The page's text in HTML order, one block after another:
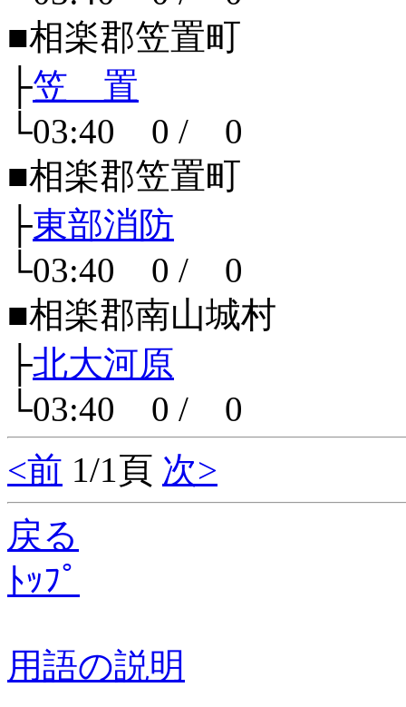
■相楽郡笠置町
├笠 置
└03:40 0 / 0
■相楽郡笠置町
├東部消防
└03:40 0 / 0
■相楽郡南山城村
├北大河原
└03:40 0 / 0
<前 1/1頁 次>
戻る
ﾄｯﾌﾟ
用語の説明